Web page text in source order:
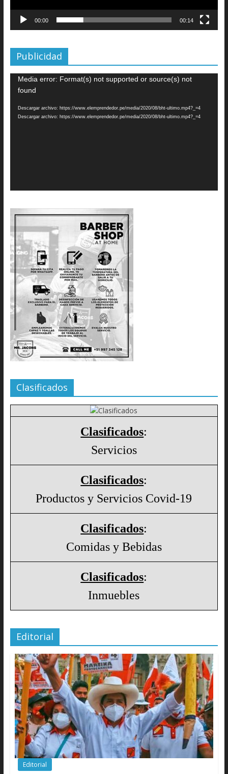
00:00 00:14
Publicidad
Reproductor
Media error: Format(s) not supported or source(s) not
found
Descargar archivo: https://www.elemprendedor.pe/media/2020/08/bht-ultimo.mp4?_=4
Descargar archivo: https://www.elemprendedor.pe/media/2020/08/bht-ultimo.mp4?_=4
Clasificados
Clasificados:
Servicios
Clasificados:
Productos y Servicios Covid-19
Clasificados:
Comidas y Bebidas
Clasificados:
Inmuebles
Editorial
Editorial